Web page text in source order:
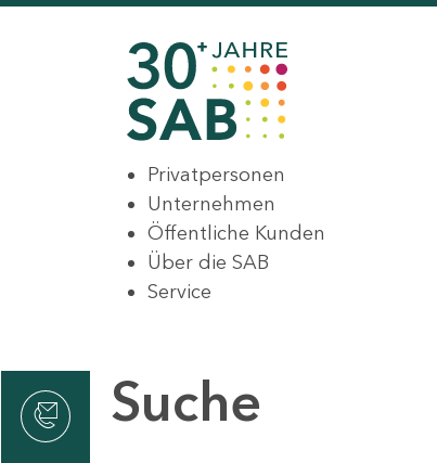
Privatpersonen
Unternehmen
Öffentliche Kunden
Über die SAB
Service
Suche